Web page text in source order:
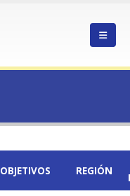
OBJETIVOS REGIÓN